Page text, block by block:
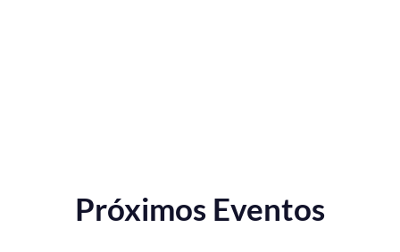
Próximos Eventos